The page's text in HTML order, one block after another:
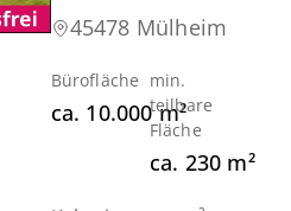
45478 Mülheim
Bürofläche
ca. 10.000 m²
min.
teilbare
Fläche
ca. 230 m²